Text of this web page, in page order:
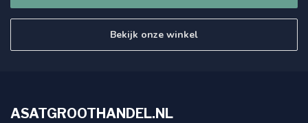
Bekijk onze winkel
ASATGROOTHANDEL.NL